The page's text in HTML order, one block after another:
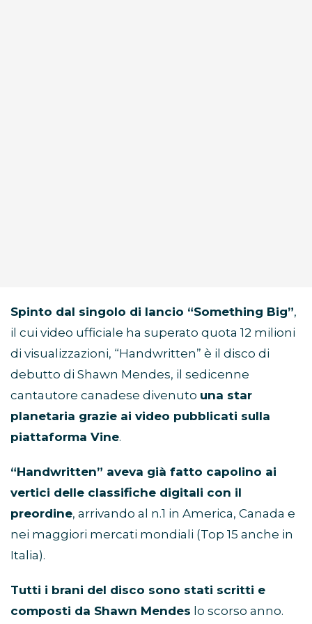
Spinto dal singolo di lancio “Something Big”,
il cui video ufficiale ha superato quota 12 milioni
di visualizzazioni, “Handwritten” è il disco di
debutto di Shawn Mendes, il sedicenne
cantautore canadese divenuto una star
planetaria grazie ai video pubblicati sulla
piattaforma Vine.
“Handwritten” aveva già fatto capolino ai
vertici delle classifiche digitali con il
preordine, arrivando al n.1 in America, Canada e
nei maggiori mercati mondiali (Top 15 anche in
Italia).
Tutti i brani del disco sono stati scritti e
composti da Shawn Mendes lo scorso anno.